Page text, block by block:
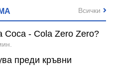
Coca - Cola Zero Zero?
преди кръвни
Всички